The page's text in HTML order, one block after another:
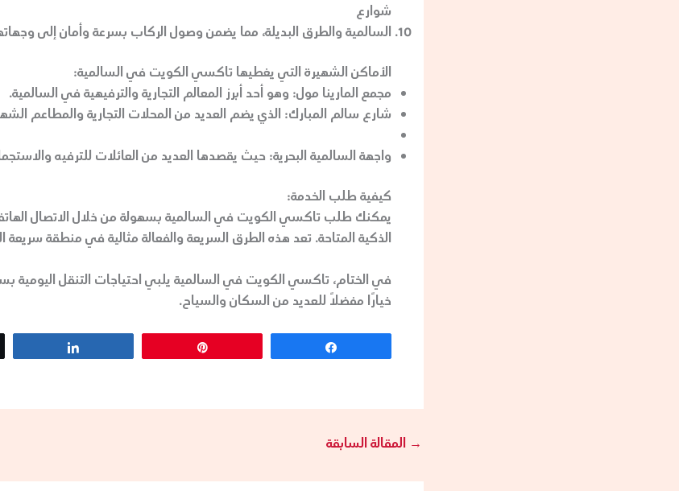
شوارع
السالمية والطرق البديلة، مما يضمن وصول الركاب بسرعة وأمان إلى
الأماكن الشهيرة التي يغطيها تاكسي الكويت في السالمية:
مجمع المارينا مول: وهو أحد أبرز المعالم التجارية والترفيهية في السالمية.
شارع سالم المبارك: الذي يضم العديد من المحلات التجارية والمطاعم
واجهة السالمية البحرية: حيث يقصدها العديد من العائلات للترفيه
كيفية طلب الخدمة:
يمكنك طلب تاكسي الكويت في السالمية بسهولة من خلال الاتصال
الذكية المتاحة. تعد هذه الطرق السريعة والفعالة مثالية في منطقة سريعة
في الختام، تاكسي الكويت في السالمية يلبي احتياجات التنقل اليومية
خيارًا مفضلًا للعديد من السكان والسياح.
→ المقالة السابقة